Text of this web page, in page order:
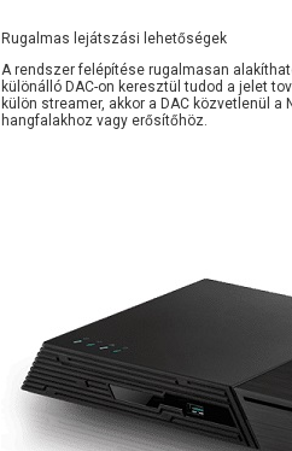
Rugalmas lejátszási lehetőségek
A rendszer felépítése rugalmasan
különálló DAC-on keresztül tudod a jelet
külön streamer, akkor a DAC közvetlenül
hangfalakhoz vagy erősítőhöz.